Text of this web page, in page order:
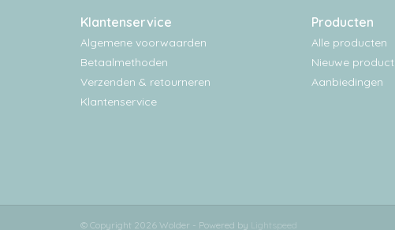
Klantenservice
Algemene voorwaarden
Betaalmethoden
Verzenden & retourneren
Klantenservice
Producten
Alle producten
Nieuwe
Aanbiedingen
© Copyright 2026 Wolder - Powered by Lightspeed